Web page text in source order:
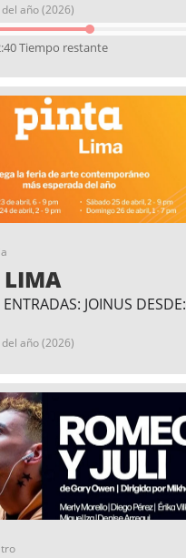
año (2026)
Tiempo restante
LIMA
JOINUS DESDE:
año (2026)